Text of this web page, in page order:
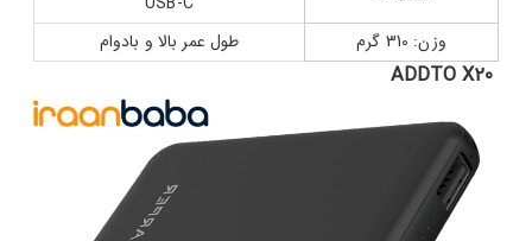
وزن: 310 گرم
طول عمر بالا و بادوام
ADDTO X20